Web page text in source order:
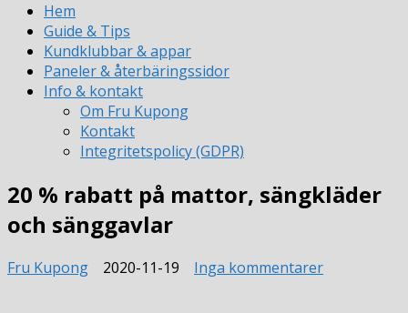
Hem
Guide & Tips
Kundklubbar & appar
Paneler & återbäringssidor
Info & kontakt
Om Fru Kupong
Kontakt
Integritetspolicy (GDPR)
20 % rabatt på mattor, sängkläder
och sänggavlar
Fru Kupong 2020-11-19 Inga kommentarertill